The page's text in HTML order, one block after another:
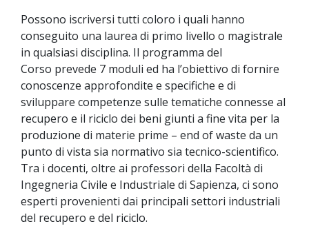
Possono iscriversi tutti coloro i quali hanno
conseguito una laurea di primo livello o magistrale
in qualsiasi disciplina. Il programma del
Corso prevede 7 moduli ed ha l’obiettivo di fornire
conoscenze approfondite e specifiche e di
sviluppare competenze sulle tematiche connesse al
recupero e il riciclo dei beni giunti a fine vita per la
produzione di materie prime – end of waste da un
punto di vista sia normativo sia tecnico-scientifico.
Tra i docenti, oltre ai professori della Facoltà di
Ingegneria Civile e Industriale di Sapienza, ci sono
esperti provenienti dai principali settori industriali
del recupero e del riciclo.